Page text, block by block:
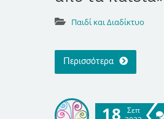
Παιδί και Διαδίκτυο
Περισσότερα
18
Σεπ